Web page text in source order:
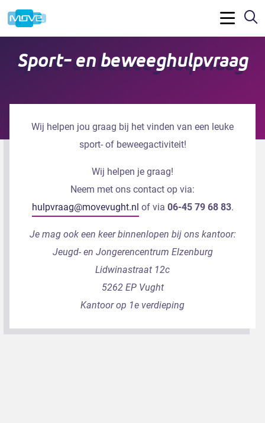
Sport- en beweeghulpvraag
Wij helpen jou graag bij het vinden van een leuke
sport- of beweegactiviteit!
Wij helpen je graag!
Neem met ons contact op via:
hulpvraag@movevught.nl of via 06-45 79 68 83.
Je mag ook een keer binnenlopen bij ons kantoor:
Jeugd- en Jongerencentrum Elzenburg
Lidwinastraat 12c
5262 EP Vught
Kantoor op 1e verdieping